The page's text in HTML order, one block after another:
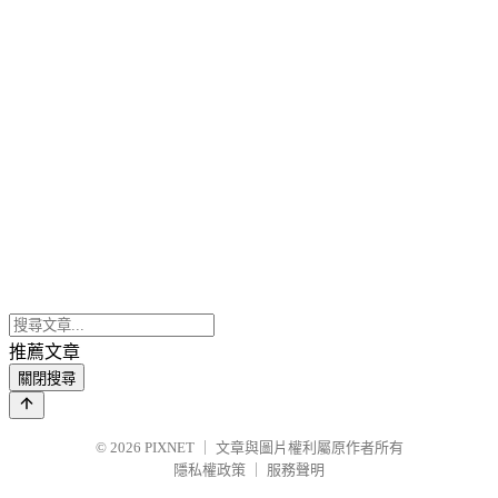
推薦文章
關閉搜尋
© 2026 PIXNET
文章與圖片權利屬原作者所有
隱私權政策
服務聲明